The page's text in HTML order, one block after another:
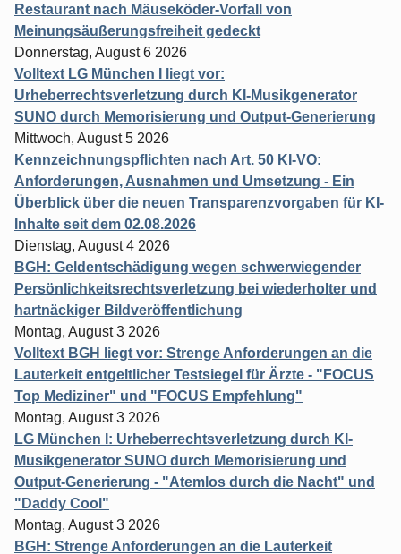
Restaurant nach Mäuseköder-Vorfall von
Meinungsäußerungsfreiheit gedeckt
Donnerstag, August 6 2026
Volltext LG München I liegt vor:
Urheberrechtsverletzung durch KI-Musikgenerator
SUNO durch Memorisierung und Output-Generierung
Mittwoch, August 5 2026
Kennzeichnungspflichten nach Art. 50 KI-VO:
Anforderungen, Ausnahmen und Umsetzung - Ein
Überblick über die neuen Transparenzvorgaben für KI-
Inhalte seit dem 02.08.2026
Dienstag, August 4 2026
BGH: Geldentschädigung wegen schwerwiegender
Persönlichkeitsrechtsverletzung bei wiederholter und
hartnäckiger Bildveröffentlichung
Montag, August 3 2026
Volltext BGH liegt vor: Strenge Anforderungen an die
Lauterkeit entgeltlicher Testsiegel für Ärzte - "FOCUS
Top Mediziner" und "FOCUS Empfehlung"
Montag, August 3 2026
LG München I: Urheberrechtsverletzung durch KI-
Musikgenerator SUNO durch Memorisierung und
Output-Generierung - "Atemlos durch die Nacht" und
"Daddy Cool"
Montag, August 3 2026
BGH: Strenge Anforderungen an die Lauterkeit